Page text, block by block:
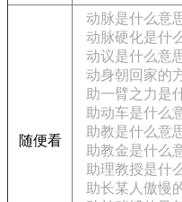
随便看
动脉是什么意
动脉硬化是什
动议是什么意
动身朝回家的
助一臂之力是
助动车是什么
助教是什么意
助教金是什么
助理教授是什
助长某人傲慢